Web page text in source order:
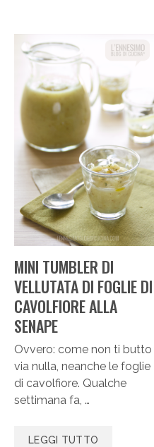
MINI TUMBLER DI
VELLUTATA DI FOGLIE DI
CAVOLFIORE ALLA
SENAPE
Ovvero: come non ti butto
via nulla, neanche le foglie
di cavolfiore. Qualche
settimana fa, …
LEGGI TUTTO